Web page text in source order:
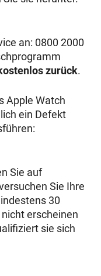
an: 0800 2000
zurück.
Apple Watch
ein Defekt
Sie auf
Sie Ihre
30
erscheinen
sie sich